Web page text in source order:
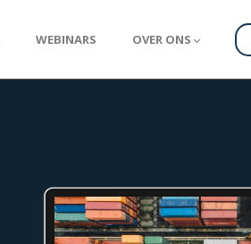
WEBINARS OVER ONS